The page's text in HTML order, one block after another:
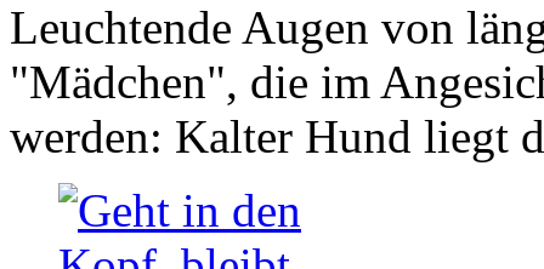
Leuchtende Augen von
"Mädchen", die im
werden: Kalter Hund liegt